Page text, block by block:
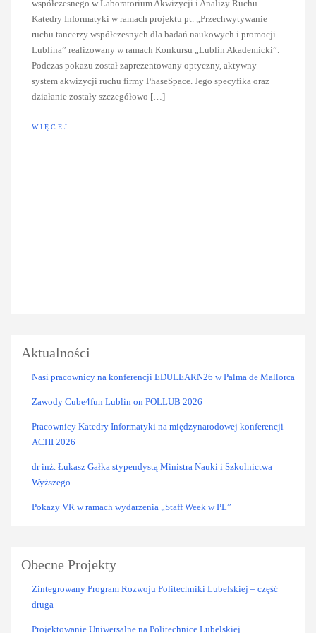
współczesnego w Laboratorium Akwizycji i Analizy Ruchu
Katedry Informatyki w ramach projektu pt. „Przechwytywanie
ruchu tancerzy współczesnych dla badań naukowych i promocji
Lublina” realizowany w ramach Konkursu „Lublin Akademicki”.
Podczas pokazu został zaprezentowany optyczny, aktywny
system akwizycji ruchu firmy PhaseSpace. Jego specyfika oraz
działanie zostały szczegółowo […]
WIĘCEJ
Aktualności
Nasi pracownicy na konferencji EDULEARN26 w Palma de Mallorca
Zawody Cube4fun Lublin on POLLUB 2026
Pracownicy Katedry Informatyki na międzynarodowej konferencji
ACHI 2026
dr inż. Łukasz Gałka stypendystą Ministra Nauki i Szkolnictwa
Wyższego
Pokazy VR w ramach wydarzenia „Staff Week w PL”
Obecne Projekty
Zintegrowany Program Rozwoju Politechniki Lubelskiej – część
druga
Projektowanie Uniwersalne na Politechnice Lubelskiej